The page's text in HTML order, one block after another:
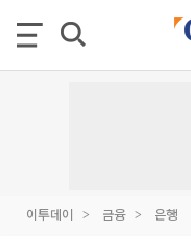
이투데이 금융 은행